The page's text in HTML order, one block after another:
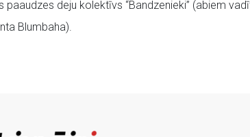
paaudzes deju kolektīvs “Bandzenieki” (abiem
Blumbaha).